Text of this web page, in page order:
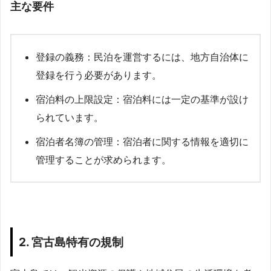
主な要件
登録の義務：民泊を運営するには、地方自治体に
登録を行う必要があります。
宿泊料の上限設定：宿泊料には一定の基準が設け
られています。
宿泊者名簿の管理：宿泊者に関する情報を適切に
管理することが求められます。
2. 宮古島特有の規制